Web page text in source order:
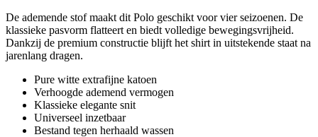
De ademende stof maakt dit Polo geschikt voor vier seizoenen. De
klassieke pasvorm flatteert en biedt volledige bewegingsvrijheid.
Dankzij de premium constructie blijft het shirt in uitstekende staat na
jarenlang dragen.
Pure witte extrafijne katoen
Verhoogde ademend vermogen
Klassieke elegante snit
Universeel inzetbaar
Bestand tegen herhaald wassen